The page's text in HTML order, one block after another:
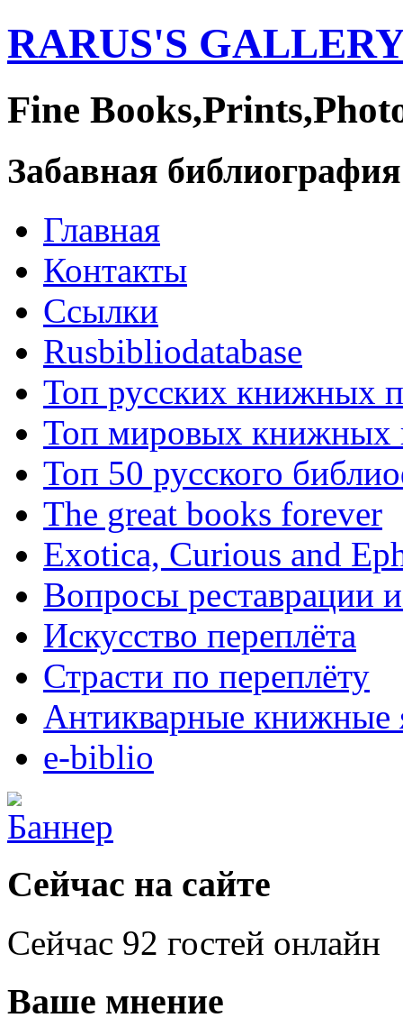
RARUS'S
Fine
Забавная библиография
Главная
Контакты
Ссылки
Rusbibliodatabase
Топ русских книжных
Топ мировых книжных
Топ 50 русского
The great books forever
Exotica, Curious and
Вопросы реставрации
Искусство переплёта
Страсти по переплёту
Антикварные книжные
e-biblio
Сейчас на сайте
Сейчас 92 гостей онлайн
Ваше мнение